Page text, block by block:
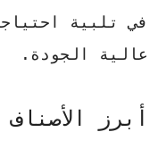
في تلبية
عالية الجودة.
أبرز